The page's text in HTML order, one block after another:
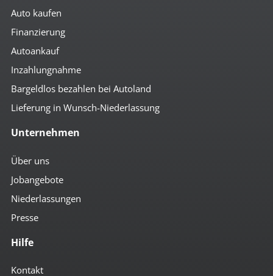
Auto kaufen
Finanzierung
Autoankauf
Inzahlungnahme
Bargeldlos bezahlen bei Autoland
Lieferung in Wunsch-Niederlassung
Unternehmen
Über uns
Jobangebote
Niederlassungen
Presse
Hilfe
Kontakt